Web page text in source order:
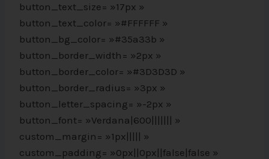
button_text_size= »17px »
button_text_color= »#FFFFFF »
button_bg_color= »#35a33b »
button_border_width= »2px »
button_border_color= »#3D3D3D »
button_border_radius= »3px »
button_letter_spacing= »-2px »
button_font= »Verdana|600||||||| »
custom_margin= »1px||||| »
custom_padding= »0px||0px||false|false »